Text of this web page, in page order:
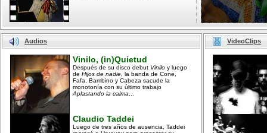
Audios
Vinilo, (in)Quietud
Después de su disco debut Vinilo y luego
de Hijos de nadie , la banda de Cone,
Fafa, Bambino y Cabeza sacude la
monotonía con su último trabajo
Aplastando la calma
Claudio Taddei
Luego de tres años de ausencia, Taddei
VideoClips